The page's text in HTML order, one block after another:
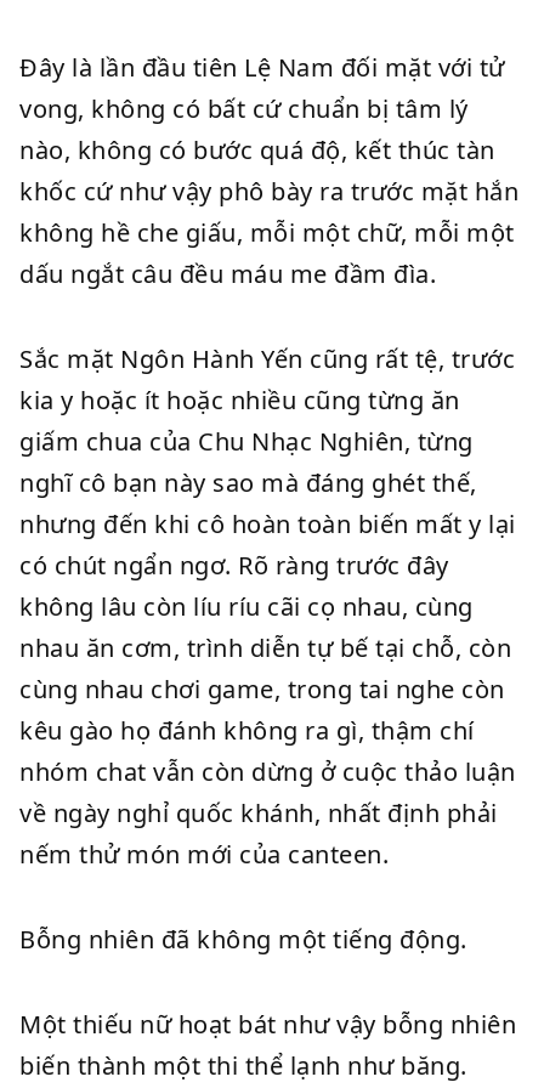
Đây là lần đầu tiên Lệ Nam đối mặt với tử
vong, không có bất cứ chuẩn bị tâm lý
nào, không có bước quá độ, kết thúc tàn
khốc cứ như vậy phô bày ra trước mặt hắn
không hề che giấu, mỗi một chữ, mỗi một
dấu ngắt câu đều máu me đầm đìa.
Sắc mặt Ngôn Hành Yến cũng rất tệ, trước
kia y hoặc ít hoặc nhiều cũng từng ăn
giấm chua của Chu Nhạc Nghiên, từng
nghĩ cô bạn này sao mà đáng ghét thế,
nhưng đến khi cô hoàn toàn biến mất y lại
có chút ngẩn ngơ. Rõ ràng trước đây
không lâu còn líu ríu cãi cọ nhau, cùng
nhau ăn cơm, trình diễn tự bế tại chỗ, còn
cùng nhau chơi game, trong tai nghe còn
kêu gào họ đánh không ra gì, thậm chí
nhóm chat vẫn còn dừng ở cuộc thảo luận
về ngày nghỉ quốc khánh, nhất định phải
nếm thử món mới của canteen.
Bỗng nhiên đã không một tiếng động.
Một thiếu nữ hoạt bát như vậy bỗng nhiên
biến thành một thi thể lạnh như băng.